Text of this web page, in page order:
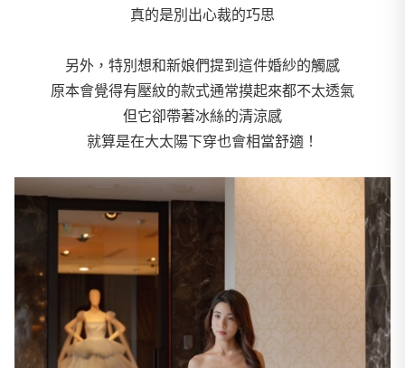
真的是別出心裁的巧思
另外，特別想和新娘們提到這件婚紗的觸感
原本會覺得有壓紋的款式通常摸起來都不太透氣
但它卻帶著冰絲的清涼感
就算是在大太陽下穿也會相當舒適！